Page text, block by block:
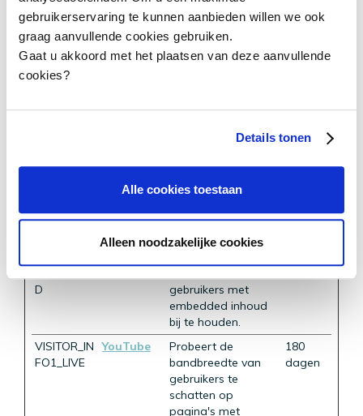
gebruikerservaring te kunnen aanbieden willen we ook
graag aanvullende cookies gebruiken.
Gaat u akkoord met het plaatsen van deze aanvullende
cookies?
Details tonen
Alle cookies toestaan
Alleen noodzakelijke cookies
YNID
de interactie van
gebruikers met
embedded inhoud
bij te houden.
LAST_RES
_KEY
gebruikers met
bij te houden.
LogsDatab
stsStore
YouTube
Wordt gebruikt om
de interactie van
embedded inhoud
Perman
D
gebruikers met
embedded inhoud
bij te houden.
VISITOR_IN
FO1_LIVE
YouTube
Probeert de
bandbreedte van
gebruikers te
schatten op
pagina's met
180
dagen